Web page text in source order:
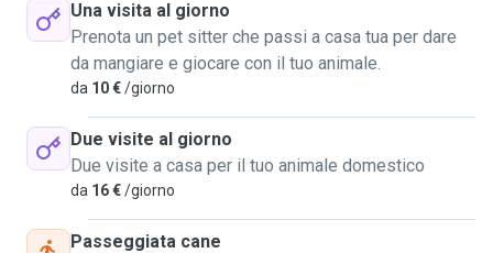
Una visita al giorno
Prenota un pet sitter che passi a casa tua per dare
da mangiare e giocare con il tuo animale.
da 10 €/giorno
Due visite al giorno
Due visite a casa per il tuo animale domestico
da 16 €/giorno
Passeggiata cane